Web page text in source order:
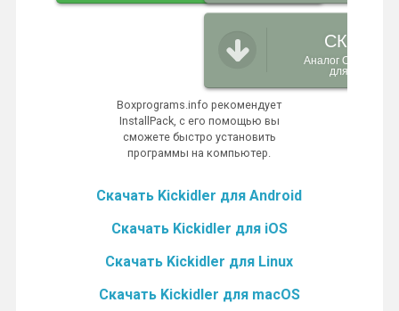
Аналог
для Windows
Boxprograms.info рекомендует
InstallPack, с его помощью вы
сможете быстро установить
программы на компьютер.
Скачать Kickidler для Android
Скачать Kickidler для iOS
Скачать Kickidler для Linux
Скачать Kickidler для macOS